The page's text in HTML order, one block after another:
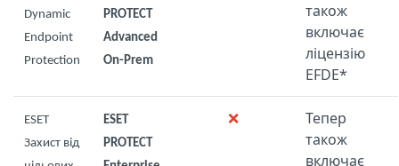
Dynamic
Endpoint
Protection
PROTECT
Advanced
On-Prem
також
включає
ліцензію
EFDE*
ESET
Захист від
ESET
PROTECT
❌
Тепер
також
включає